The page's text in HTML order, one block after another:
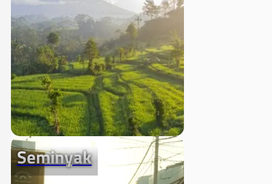
Seminyak